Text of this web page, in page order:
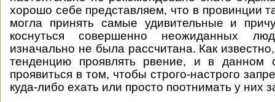
хорошо себе представляем, что в провинции
могла принять самые удивительные и
коснуться совершенно неожиданных
изначально не была рассчитана. Как
тенденцию проявлять рвение, и в данном
проявиться в том, чтобы строго-настрого
куда-либо ехать или просто поотнимать у них